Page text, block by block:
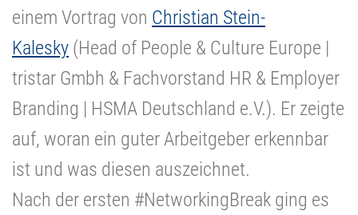
einem Vortrag von Christian Stein-
Kalesky (Head of People & Culture Europe |
tristar Gmbh & Fachvorstand HR & Employer
Branding | HSMA Deutschland e.V.). Er zeigte
auf, woran ein guter Arbeitgeber erkennbar
ist und was diesen auszeichnet.
Nach der ersten #NetworkingBreak ging es